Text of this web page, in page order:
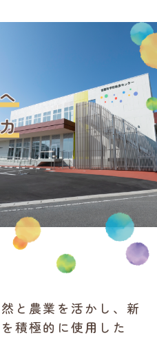
と農業を活かし、新
積極的に使用した